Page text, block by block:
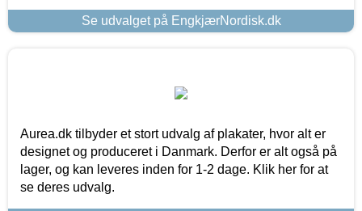
Se udvalget på EngkjærNordisk.dk
Aurea.dk tilbyder et stort udvalg af plakater, hvor alt er
designet og produceret i Danmark. Derfor er alt også på
lager, og kan leveres inden for 1-2 dage. Klik her for at
se deres udvalg.